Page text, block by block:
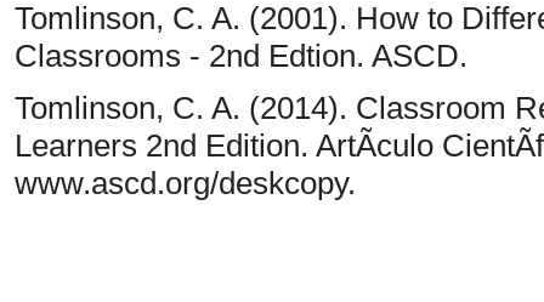
Tomlinson, C. A. (2001). How to
Classrooms - 2nd Edtion. ASCD.
Tomlinson, C. A. (2014). Classroom
Learners 2nd Edition. ArtÃ­culo
www.ascd.org/deskcopy.